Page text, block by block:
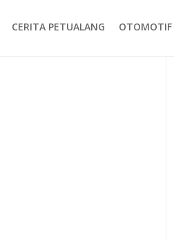
CERITA PETUALANG OTOMOTIF